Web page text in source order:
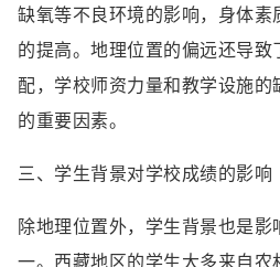
缺氧等不良环境的影响，身体
的提高。地理位置的偏远还导
配，学校师资力量和教学设施
的重要因素。
三、学生背景对学校成绩的影响
除地理位置外，学生背景也是
一。西藏地区的学生大多来自